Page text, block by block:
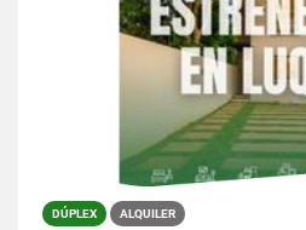
DÚPLEX ALQUILER